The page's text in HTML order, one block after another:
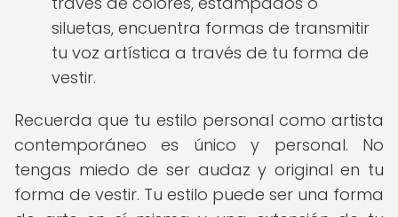
siluetas, encuentra formas de transmitir
tu voz artística a través de tu forma de
vestir.
Recuerda que tu estilo personal como artista
contemporáneo es único y personal. No
tengas miedo de ser audaz y original en tu
forma de vestir. Tu estilo puede ser una forma